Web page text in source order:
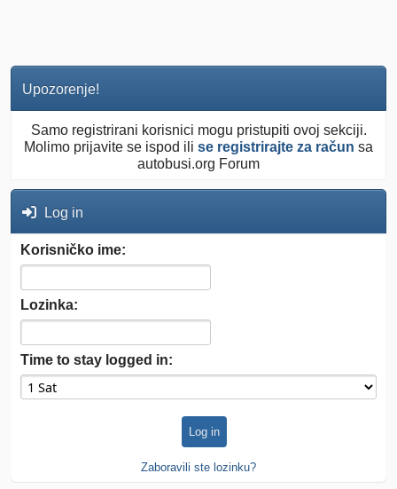
Upozorenje!
Samo registrirani korisnici mogu pristupiti ovoj sekciji.
Molimo prijavite se ispod ili se registrirajte za račun sa
autobusi.org Forum
Log in
Korisničko ime:
Lozinka:
Time to stay logged in:
Zaboravili ste lozinku?